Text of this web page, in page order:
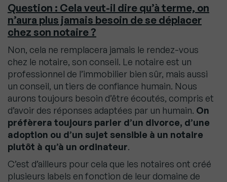
Question : Cela veut-il dire qu’à terme, on
n’aura plus jamais besoin de se déplacer
chez son notaire ?
Non, cela ne remplacera jamais le rendez-vous
chez le notaire, son conseil. Le notaire est un
professionnel de l’immobilier bien sûr, mais aussi
un conseil, un tiers de confiance humain. Nous
aurons toujours besoin d’être écoutés, compris et
d’avoir des réponses adaptées par un humain. On
préfèrera toujours parler d’un divorce, d’une
adoption ou d’un sujet sensible à un notaire
plutôt à qu’à un ordinateur.
C’est d’ailleurs pour cela que les notaires ont créé
plusieurs labels en fonction de leur domaine de